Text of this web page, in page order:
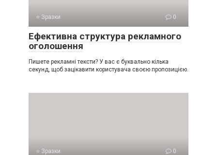
⭐ Зразки 0
Ефективна структура рекламного
оголошення
Пишете рекламні тексти? У вас є буквально кілька
секунд, щоб зацікавити користувача своєю пропозицією.
⭐ Зразки 0